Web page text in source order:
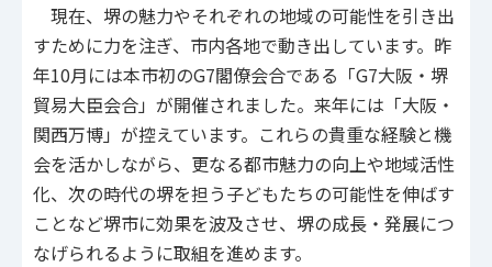
現在、堺の魅力やそれぞれの地域の可能性を引き出
すために力を注ぎ、市内各地で動き出しています。昨
年10月には本市初のG7閣僚会合である「G7大阪・堺
貿易大臣会合」が開催されました。来年には「大阪・
関西万博」が控えています。これらの貴重な経験と機
会を活かしながら、更なる都市魅力の向上や地域活性
化、次の時代の堺を担う子どもたちの可能性を伸ばす
ことなど堺市に効果を波及させ、堺の成長・発展につ
なげられるように取組を進めます。